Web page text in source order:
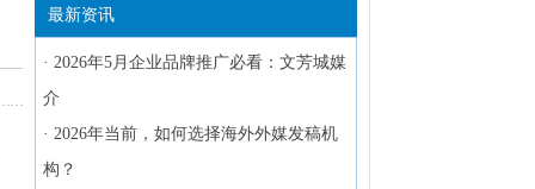
最新资讯
· 2026年5月企业品牌推广必看：文芳城媒
介
· 2026年当前，如何选择海外外媒发稿机
构？